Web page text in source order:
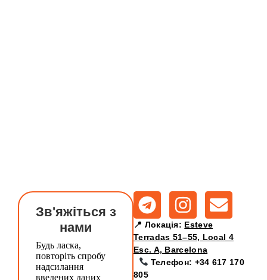
📍 Локація: Esteve
Terradas 51–55, Local 4
Esc. A, Barcelona
Телефон: +34 617 170
805
Зв'яжіться з
нами